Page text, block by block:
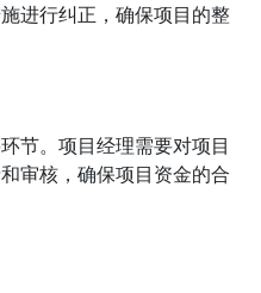
进行纠正，确保项目的整
节。项目经理需要对项目
审核，确保项目资金的合